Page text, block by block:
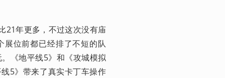
21年更多，不过这次没有庙
位前都已经排了不短的队
《地平线5》和《攻城模拟
5》带来了真实卡丁车操作